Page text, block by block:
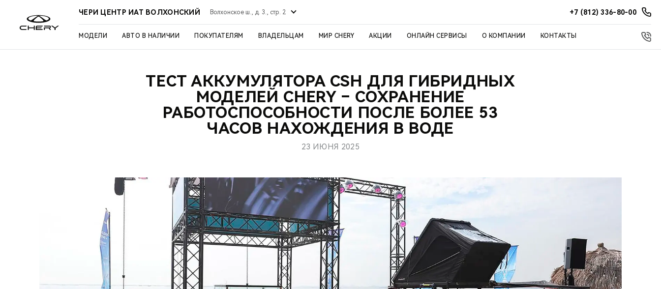
ЧЕРИ ЦЕНТР ИАТ ВОЛХОНСКИЙ Волхонское ш., д. 3., стр. 2 +7 (812) 336-80-00
МОДЕЛИ АВТО В НАЛИЧИИ ПОКУПАТЕЛЯМ ВЛАДЕЛЬЦАМ МИР CHERY АКЦИИ ОНЛАЙН СЕРВИСЫ О КОМПАНИИ КОНТАКТЫ
ТЕСТ АККУМУЛЯТОРА CSH ДЛЯ ГИБРИДНЫХ
МОДЕЛЕЙ CHERY – СОХРАНЕНИЕ
РАБОТОСПОСОБНОСТИ ПОСЛЕ БОЛЕЕ 53
ЧАСОВ НАХОЖДЕНИЯ В ВОДЕ
23 ИЮНЯ 2025